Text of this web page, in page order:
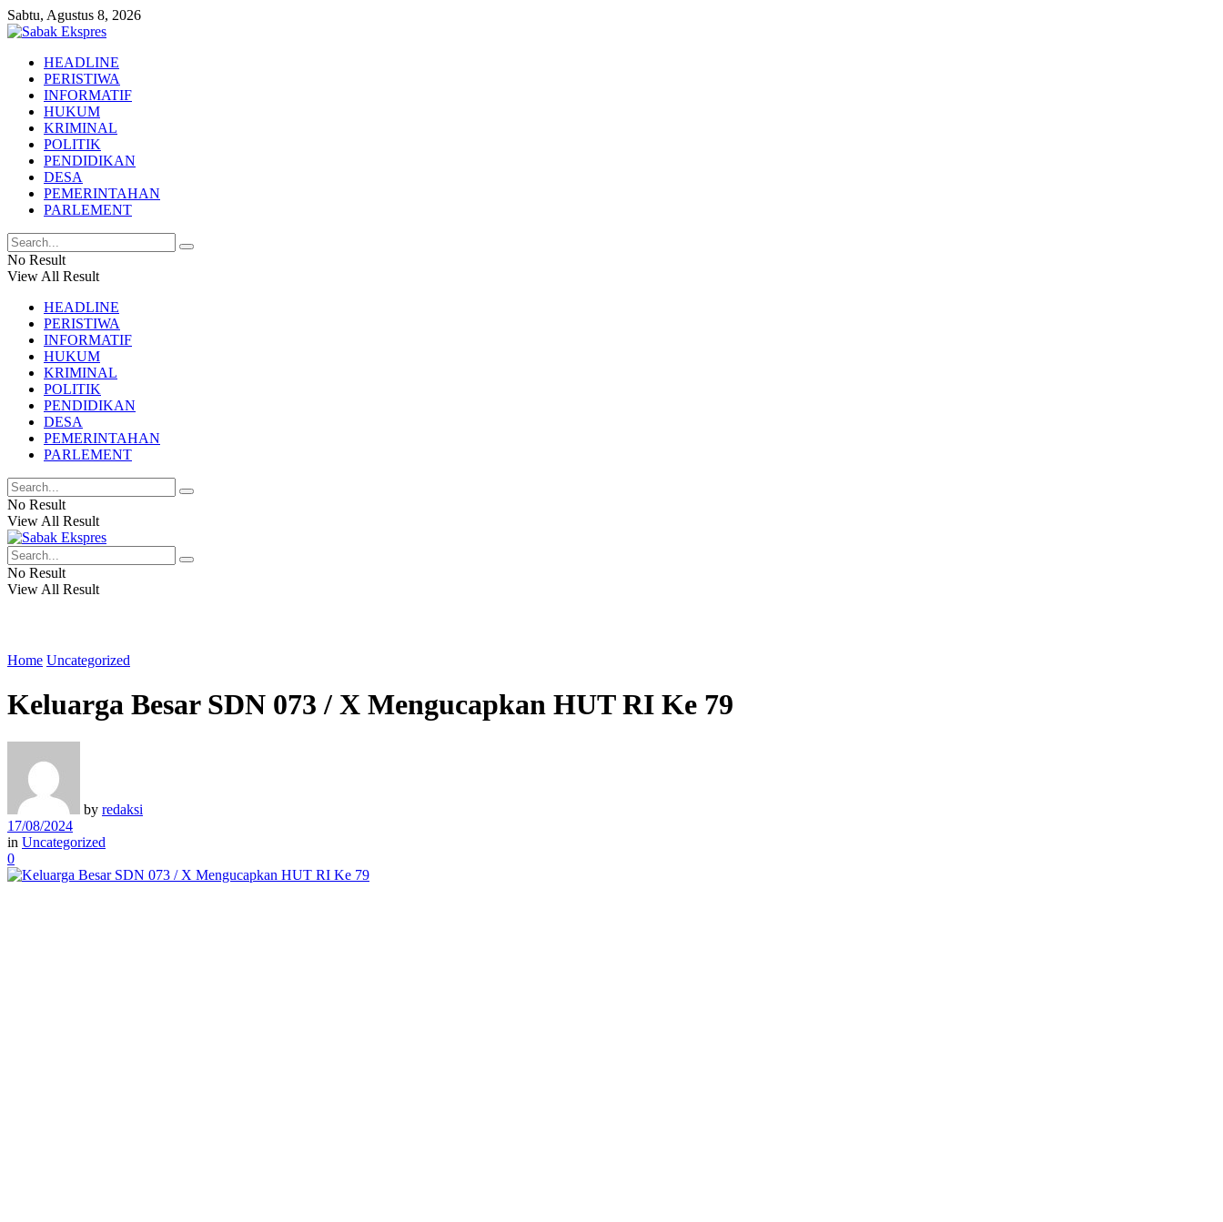
Sabtu, Agustus 8, 2026
HEADLINE
PERISTIWA
INFORMATIF
HUKUM
KRIMINAL
POLITIK
PENDIDIKAN
DESA
PEMERINTAHAN
PARLEMENT
No Result
View All Result
HEADLINE
PERISTIWA
INFORMATIF
HUKUM
KRIMINAL
POLITIK
PENDIDIKAN
DESA
PEMERINTAHAN
PARLEMENT
No Result
View All Result
No Result
View All Result
Home Uncategorized
Keluarga Besar SDN 073 / X Mengucapkan HUT RI Ke 79
by redaksi
17/08/2024
in Uncategorized
0